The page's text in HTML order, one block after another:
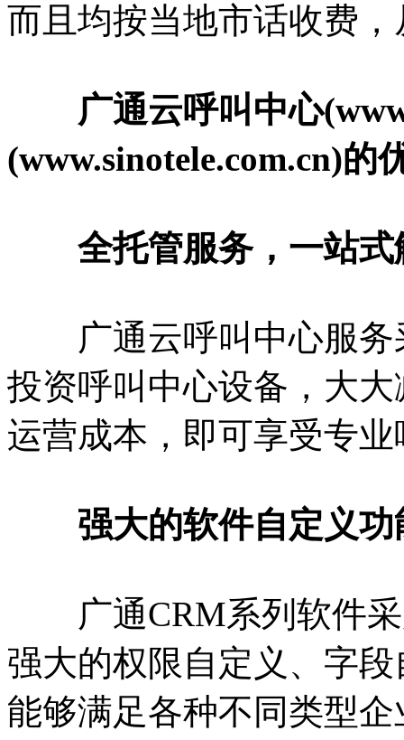
而且均按当地市话收费
广通云呼叫中心
(www.sinotele.com.cn)的
全托管服务，一站式
广通云呼叫中心服务
投资呼叫中心设备，大
运营成本，即可享受专
强大的软件自定义功
广通CRM系列软件采
强大的权限自定义、字
能够满足各种不同类型